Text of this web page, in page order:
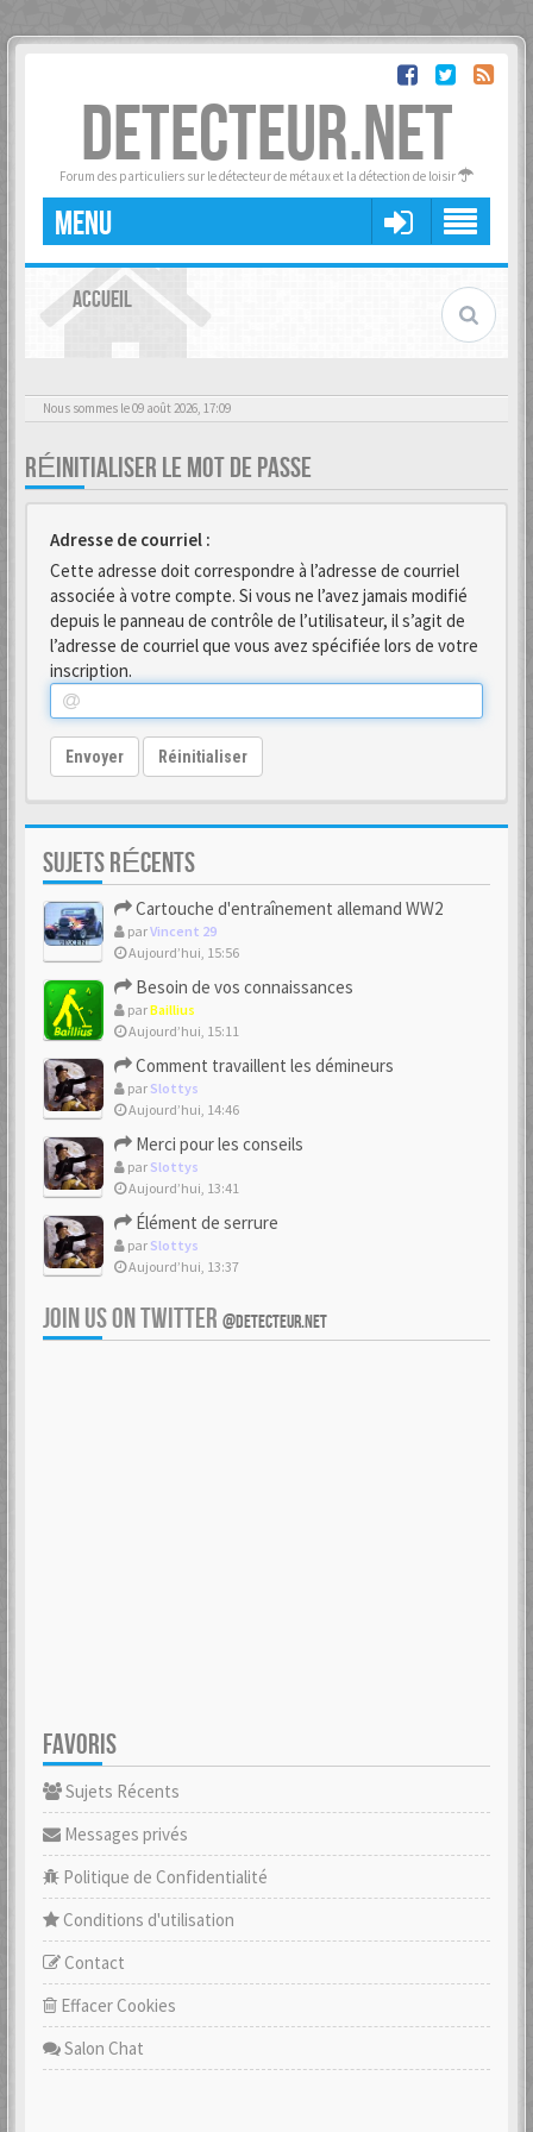
DETECTEUR.NET
Forum des particuliers sur le détecteur de métaux et la détection de loisir
MENU
ACCUEIL
Nous sommes le 09 août 2026, 17:09
RÉINITIALISER LE MOT DE PASSE
Adresse de courriel :
Cette adresse doit correspondre à l’adresse de courriel
associée à votre compte. Si vous ne l’avez jamais modifié
depuis le panneau de contrôle de l’utilisateur, il s’agit de
l’adresse de courriel que vous avez spécifiée lors de votre
inscription.
Envoyer Réinitialiser
SUJETS RÉCENTS
Cartouche d'entraînement allemand WW2
parVincent 29
Aujourd’hui, 15:56
Besoin de vos connaissances
parBaillius
Aujourd’hui, 15:11
Comment travaillent les démineurs
par Slottys
Aujourd’hui, 14:46
Merci pour les conseils
par Slottys
Aujourd’hui, 13:41
Élément de serrure
par Slottys
Aujourd’hui, 13:37
JOIN US ON TWITTER @DETECTEUR.NET
FAVORIS
Sujets Récents
Messages privés
Politique de Confidentialité
Conditions d'utilisation
Contact
Effacer Cookies
Salon Chat